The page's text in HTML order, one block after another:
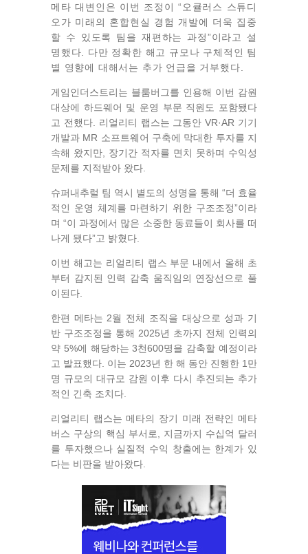
메타 대변인은 이번 조정이 “오큘러스 스튜디
오가 미래의 혼합현실 경험 개발에 더욱 집중
할 수 있도록 팀을 재편하는 과정”이라고 설
명했다. 다만 정확한 해고 규모나 구체적인 팀
별 영향에 대해서는 추가 언급을 거부했다.
게임인더스트리는 블룸버그를 인용해 이번 감원
대상에 하드웨어 및 운영 부문 직원도 포함됐다
고 전했다. 리얼리티 랩스는 그동안 VR·AR 기기
개발과 MR 소프트웨어 구축에 막대한 투자를 지
속해 왔지만, 장기간 적자를 면치 못하며 수익성
문제를 지적받아 왔다.
슈퍼내추럴 팀 역시 별도의 성명을 통해 “더 효율
적인 운영 체계를 마련하기 위한 구조조정”이라
며 “이 과정에서 많은 소중한 동료들이 회사를 떠
나게 됐다”고 밝혔다.
이번 해고는 리얼리티 랩스 부문 내에서 올해 초
부터 감지된 인력 감축 움직임의 연장선으로 풀
이된다.
한편 메타는 2월 전체 조직을 대상으로 성과 기
반 구조조정을 통해 2025년 초까지 전체 인력의
약 5%에 해당하는 3천600명을 감축할 예정이라
고 발표했다. 이는 2023년 한 해 동안 진행한 1만
명 규모의 대규모 감원 이후 다시 추진되는 추가
적인 긴축 조치다.
리얼리티 랩스는 메타의 장기 미래 전략인 메타
버스 구상의 핵심 부서로, 지금까지 수십억 달러
를 투자했으나 실질적 수익 창출에는 한계가 있
다는 비판을 받아왔다.